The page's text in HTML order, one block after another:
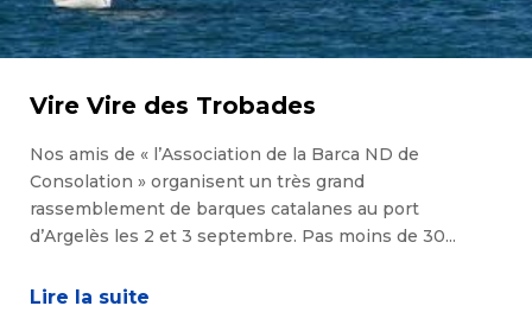
Vire Vire des Trobades
Nos amis de « l’Association de la Barca ND de
Consolation » organisent un très grand
rassemblement de barques catalanes au port
d’Argelès les 2 et 3 septembre. Pas moins de 30...
Lire la suite